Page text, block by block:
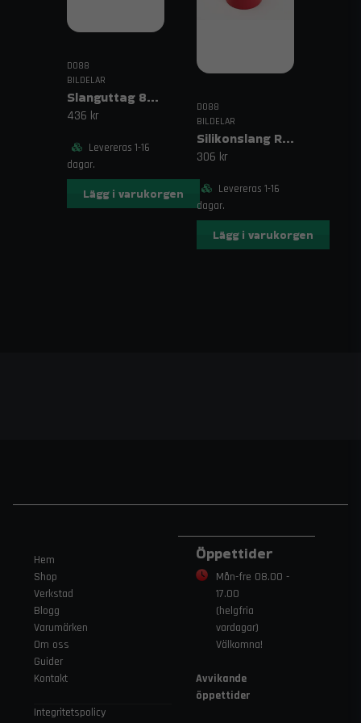
DO88
BILDELAR
Slanguttag 8mm (5/16")
436 kr
Levereras 1-16
dagar.
Lägg i varukorgen
DO88
BILDELAR
Silikonslang Röd 3–4" (76–102mm)
306 kr
Levereras 1-16
dagar.
Lägg i varukorgen
Hem
Shop
Verkstad
Blogg
Varumärken
Om oss
Guider
Kontakt
Integritetspolicy
Öppettider
Mån-fre 08.00 -
17.00
(helgfria
vardagar)
Välkomna!
Avvikande
öppettider